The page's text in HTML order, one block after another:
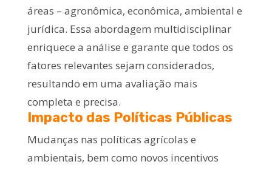
áreas – agronômica, econômica, ambiental e
jurídica. Essa abordagem multidisciplinar
enriquece a análise e garante que todos os
fatores relevantes sejam considerados,
resultando em uma avaliação mais
completa e precisa.
Impacto das Políticas Públicas
Mudanças nas políticas agrícolas e
ambientais, bem como novos incentivos